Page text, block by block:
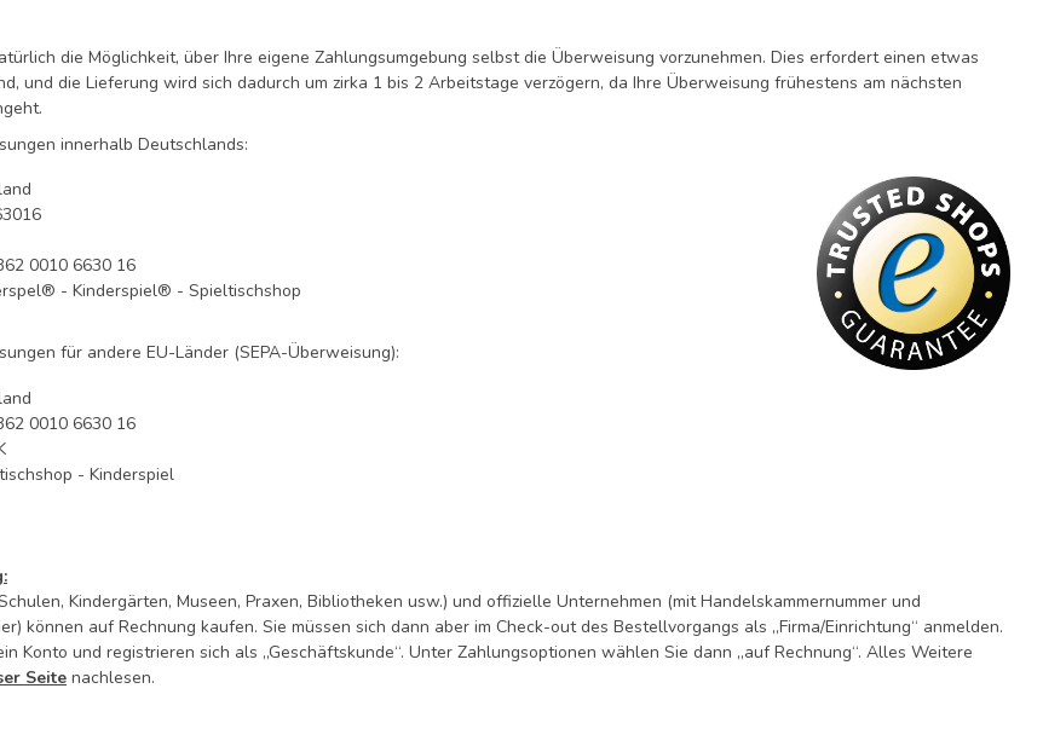
die Möglichkeit, über Ihre eigene Zahlungsumgebung selbst die Überweisung vorzunehmen. Dies erfordert einen etwas
und die Lieferung wird sich dadurch um zirka 1 bis 2 Arbeitstage verzögern, da Ihre Überweisung frühestens am nächsten
innerhalb Deutschlands:
0010 6630 16
- Kinderspiel® - Spieltischshop
für andere EU-Länder (SEPA-Überweisung):
0010 6630 16
- Kinderspiel
Kindergärten, Museen, Praxen, Bibliotheken usw.) und offizielle Unternehmen (mit Handelskammernummer und
können auf Rechnung kaufen. Sie müssen sich dann aber im Check-out des Bestellvorgangs als „Firma/Einrichtung“ anmelden.
Konto und registrieren sich als „Geschäftskunde“. Unter Zahlungsoptionen wählen Sie dann „auf Rechnung“. Alles Weitere
Seite nachlesen.